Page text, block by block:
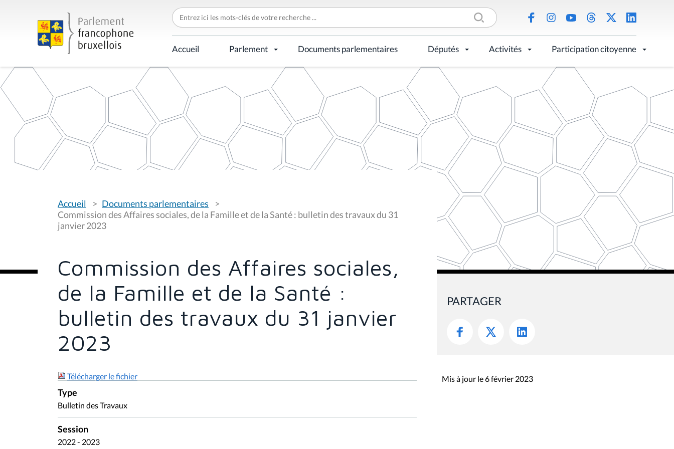
C
h
e
r
c
h
r
p
Accueil Parlement Documents parlementaires Députés Activités Participation citoyenne
o
u
s
ê
c
:
Accueil
Documents parlementaires
Commission des Affaires sociales, de la Famille et de la Santé : bulletin des travaux du 31
janvier 2023
Commission des Affaires sociales,
de la Famille et de la Santé :
bulletin des travaux du 31 janvier
2023
Télécharger le fichier
Type
Bulletin des Travaux
Session
2022 - 2023
PARTAGER
Mis à jour le 6 février 2023